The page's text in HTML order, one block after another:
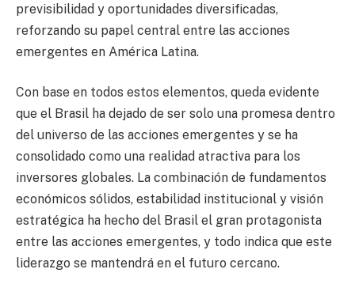
previsibilidad y oportunidades diversificadas,
reforzando su papel central entre las acciones
emergentes en América Latina.
Con base en todos estos elementos, queda evidente
que el Brasil ha dejado de ser solo una promesa dentro
del universo de las acciones emergentes y se ha
consolidado como una realidad atractiva para los
inversores globales. La combinación de fundamentos
económicos sólidos, estabilidad institucional y visión
estratégica ha hecho del Brasil el gran protagonista
entre las acciones emergentes, y todo indica que este
liderazgo se mantendrá en el futuro cercano.